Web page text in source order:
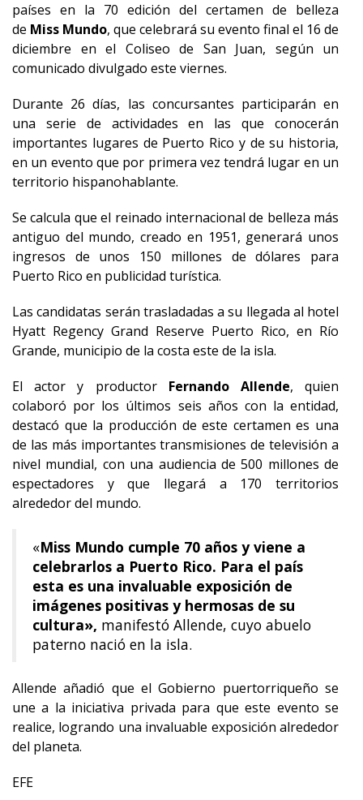
países en la 70 edición del certamen de belleza
de Miss Mundo, que celebrará su evento final el 16 de
diciembre en el Coliseo de San Juan, según un
comunicado divulgado este viernes.
Durante 26 días, las concursantes participarán en
una serie de actividades en las que conocerán
importantes lugares de Puerto Rico y de su historia,
en un evento que por primera vez tendrá lugar en un
territorio hispanohablante.
Se calcula que el reinado internacional de belleza más
antiguo del mundo, creado en 1951, generará unos
ingresos de unos 150 millones de dólares para
Puerto Rico en publicidad turística.
Las candidatas serán trasladadas a su llegada al hotel
Hyatt Regency Grand Reserve Puerto Rico, en Río
Grande, municipio de la costa este de la isla.
El actor y productor Fernando Allende, quien
colaboró por los últimos seis años con la entidad,
destacó que la producción de este certamen es una
de las más importantes transmisiones de televisión a
nivel mundial, con una audiencia de 500 millones de
espectadores y que llegará a 170 territorios
alrededor del mundo.
«Miss Mundo cumple 70 años y viene a
celebrarlos a Puerto Rico. Para el país
esta es una invaluable exposición de
imágenes positivas y hermosas de su
cultura», manifestó Allende, cuyo abuelo
paterno nació en la isla.
Allende añadió que el Gobierno puertorriqueño se
une a la iniciativa privada para que este evento se
realice, logrando una invaluable exposición alrededor
del planeta.
EFE